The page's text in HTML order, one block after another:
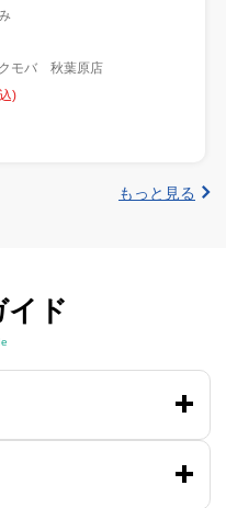
モバ 秋葉原店
)
もっと見る
イド